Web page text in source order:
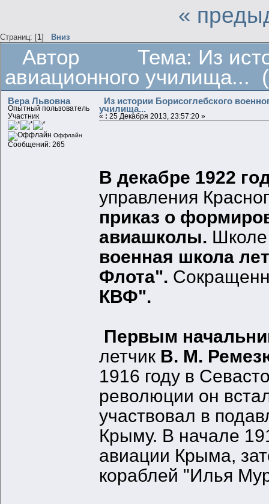
«
Страниц: [1] Вниз
Автор
Тема: Из
авиационного училища...
Вера Львовна
Опытный пользователь
Участник
Оффлайн
Сообщений: 265
Из истории Борисоглебского
училища...
« : 25 Декабря 2013, 23:57:20 »
В декабре 1922
управления
приказ о
авиашколы.
военная школа
Флота".
КВФ".
Первым
летчик В. М.
1916 году в
революции он
участвовал в
Крыму. В начале
авиации Крыма,
кораблей "Илья